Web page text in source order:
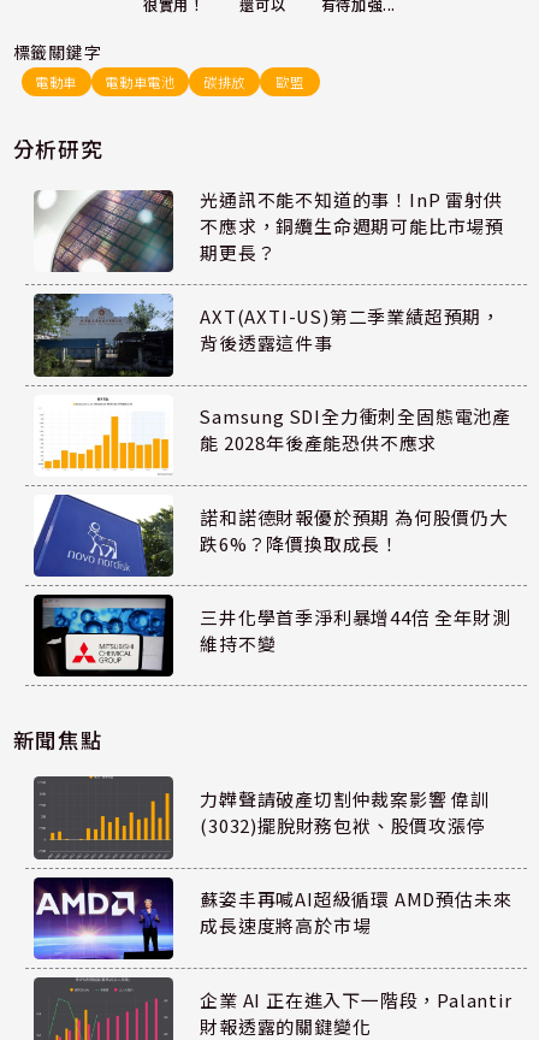
很實用！ 還可以 有待加強...
標籤關鍵字
電動車 電動車電池 碳排放 歐盟
分析研究
光通訊不能不知道的事！InP 雷射供
不應求，銅纜生命週期可能比市場預
期更長？
AXT(AXTI-US)第二季業績超預期，
背後透露這件事
Samsung SDI全力衝刺全固態電池產
能 2028年後產能恐供不應求
諾和諾德財報優於預期 為何股價仍大
跌6%？降價換取成長！
三井化學首季淨利暴增44倍 全年財測
維持不變
新聞焦點
力韡聲請破產切割仲裁案影響 偉訓
(3032)擺脫財務包袱、股價攻漲停
蘇姿丰再喊AI超級循環 AMD預估未來
成長速度將高於市場
企業 AI 正在進入下一階段，Palantir
財報透露的關鍵變化